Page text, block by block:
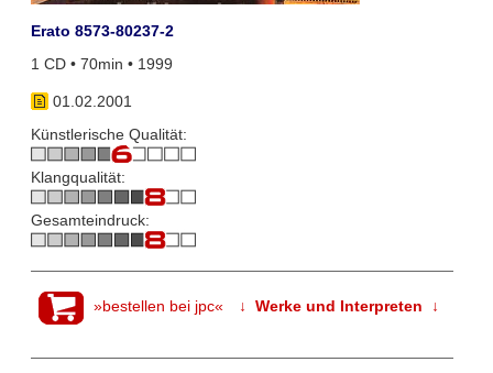
Erato 8573-80237-2
1 CD • 70min • 1999
01.02.2001
Künstlerische Qualität:
Klangqualität:
Gesamteindruck:
»bestellen bei jpc« ↓ Werke und Interpreten ↓